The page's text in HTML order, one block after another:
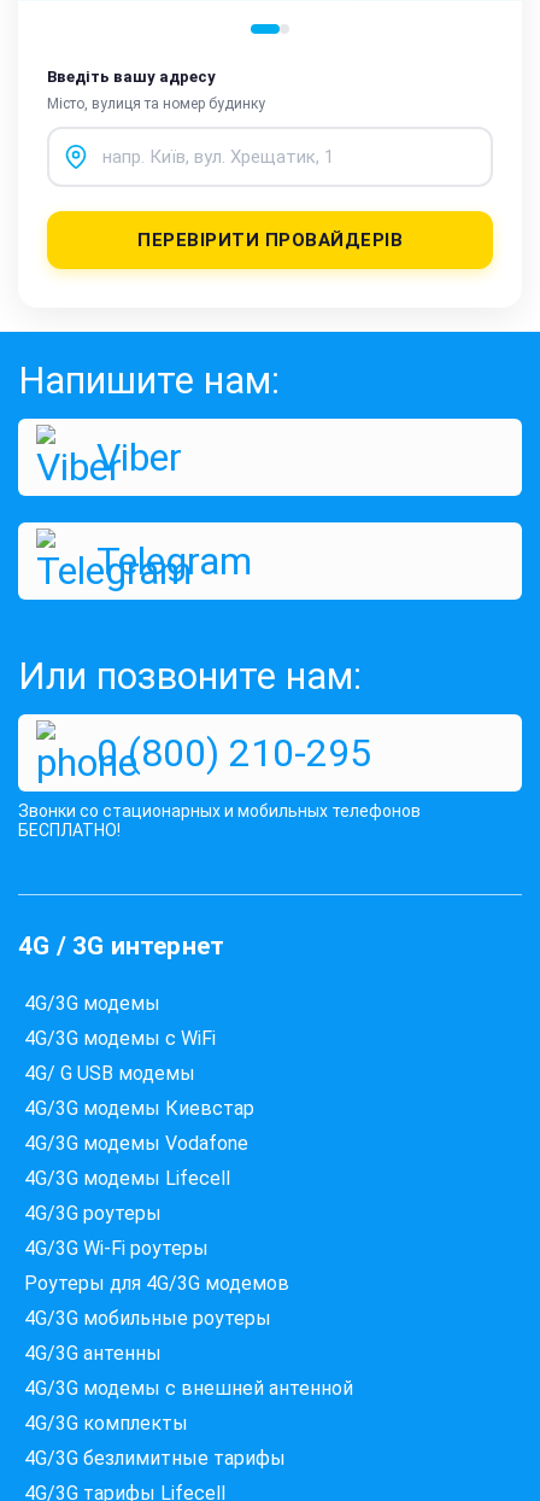
Введіть вашу адресу
Місто, вулиця та номер будинку
ПЕРЕВІРИТИ ПРОВАЙДЕРІВ
Напишите нам:
Viber
Telegram
Или позвоните нам:
0 (800) 210-295
Звонки со стационарных и мобильных телефонов
БЕСПЛАТНО!
4G / 3G интернет
4G/3G модемы
4G/3G модемы с WiFi
4G/ G USB модемы
4G/3G модемы Киевстар
4G/3G модемы Vodafone
4G/3G модемы Lifecell
4G/3G роутеры
4G/3G Wi-Fi роутеры
Роутеры для 4G/3G модемов
4G/3G мобильные роутеры
4G/3G антенны
4G/3G модемы c внешней антенной
4G/3G комплекты
4G/3G безлимитные тарифы
4G/3G тарифы Lifecell